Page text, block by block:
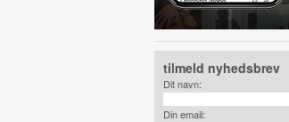
tilmeld nyhedsbrev
Dit navn:
Din email: